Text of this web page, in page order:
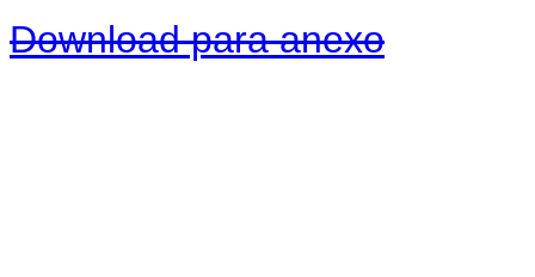
Download para anexo